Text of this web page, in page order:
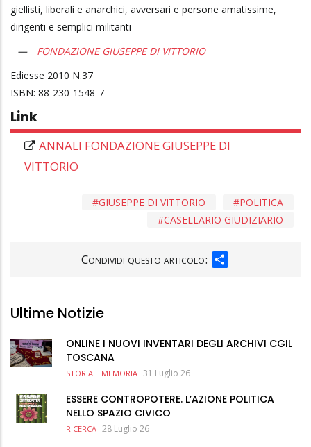
giellisti, liberali e anarchici, avversari e persone amatissime,
dirigenti e semplici militanti
FONDAZIONE GIUSEPPE DI VITTORIO
Ediesse 2010
37
88-230-1548-7
Link
ANNALI FONDAZIONE GIUSEPPE DI
VITTORIO
POLITICA
GIUSEPPE DI VITTORIO
CASELLARIO GIUDIZIARIO
Condividi questo articolo:
Ultime Notizie
ONLINE I NUOVI INVENTARI DEGLI ARCHIVI CGIL
TOSCANA
STORIA E MEMORIA 31 Luglio 26
ESSERE CONTROPOTERE. L’AZIONE POLITICA
NELLO SPAZIO CIVICO
RICERCA 28 Luglio 26